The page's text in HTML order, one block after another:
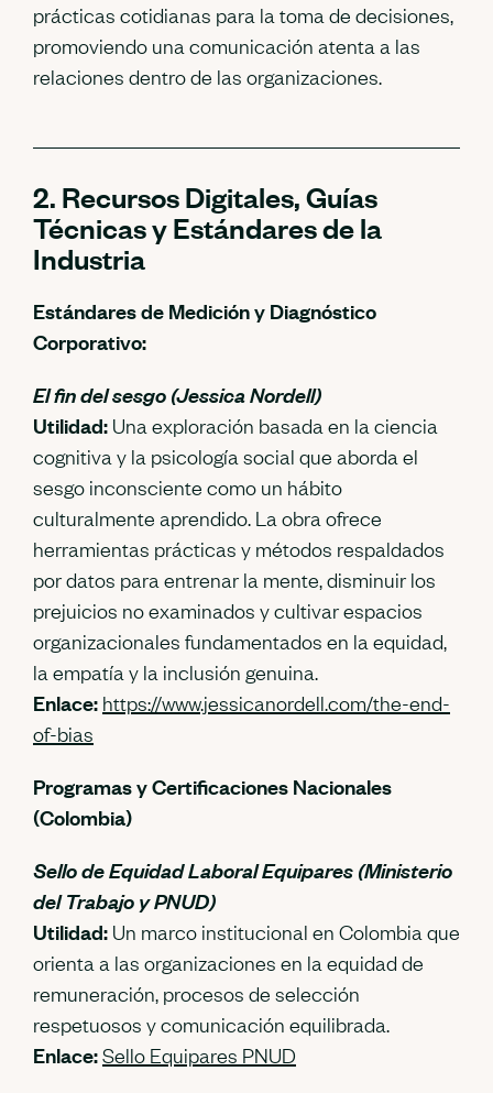
prácticas cotidianas para la toma de decisiones,
promoviendo una comunicación atenta a las
relaciones dentro de las organizaciones.
2. Recursos Digitales, Guías
Técnicas y Estándares de la
Industria
Estándares de Medición y Diagnóstico
Corporativo:
El fin del sesgo (Jessica Nordell)
Utilidad: Una exploración basada en la ciencia
cognitiva y la psicología social que aborda el
sesgo inconsciente como un hábito
culturalmente aprendido. La obra ofrece
herramientas prácticas y métodos respaldados
por datos para entrenar la mente, disminuir los
prejuicios no examinados y cultivar espacios
organizacionales fundamentados en la equidad,
la empatía y la inclusión genuina.
Enlace: https://www.jessicanordell.com/the-end-
of-bias
Programas y Certificaciones Nacionales
(Colombia)
Sello de Equidad Laboral Equipares (Ministerio
del Trabajo y PNUD)
Utilidad: Un marco institucional en Colombia que
orienta a las organizaciones en la equidad de
remuneración, procesos de selección
respetuosos y comunicación equilibrada.
Enlace:Sello Equipares PNUD